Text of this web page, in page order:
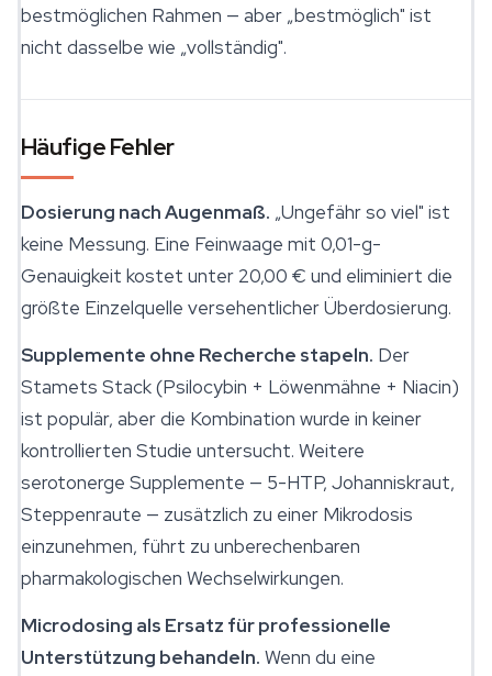
bestmöglichen Rahmen — aber „bestmöglich" ist
nicht dasselbe wie „vollständig".
Häufige Fehler
Dosierung nach Augenmaß. „Ungefähr so viel" ist
keine Messung. Eine Feinwaage mit 0,01-g-
Genauigkeit kostet unter 20,00 € und eliminiert die
größte Einzelquelle versehentlicher Überdosierung.
Supplemente ohne Recherche stapeln. Der
Stamets Stack (Psilocybin + Löwenmähne + Niacin)
ist populär, aber die Kombination wurde in keiner
kontrollierten Studie untersucht. Weitere
serotonerge Supplemente — 5-HTP, Johanniskraut,
Steppenraute — zusätzlich zu einer Mikrodosis
einzunehmen, führt zu unberechenbaren
pharmakologischen Wechselwirkungen.
Microdosing als Ersatz für professionelle
Unterstützung behandeln. Wenn du eine